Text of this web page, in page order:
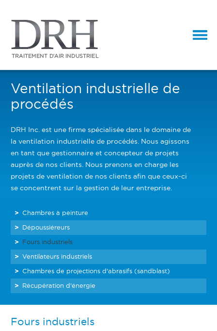
Ventilation industrielle de
procédés
DRH Inc. est une firme spécialisée dans le domaine de
la ventilation industrielle de procédés. Nous agissons
en tant que gestionnaire et concepteur de projets
auprès de nos clients. Nous prenons en charge les
projets de ventilation de nos clients afin que ceux-ci
se concentrent sur la gestion de leur entreprise.
Chambres à peinture
Dépoussiéreurs
Fours industriels
Ventilateurs industriels
Chambres de projections d'abrasifs (sandblast)
Récupération d'énergie
Fours industriels